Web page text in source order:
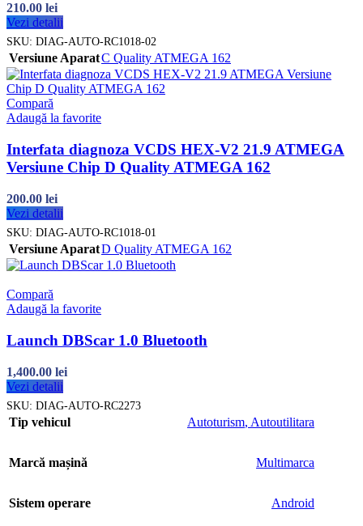
210.00 lei
Vezi detalii
SKU: DIAG-AUTO-RC1018-02
Versiune AparatC Quality ATMEGA 162
Compară
Adaugă la favorite
Interfata diagnoza VCDS HEX-V2 21.9 ATMEGA
Versiune Chip D Quality ATMEGA 162
200.00 lei
Vezi detalii
SKU: DIAG-AUTO-RC1018-01
Versiune AparatD Quality ATMEGA 162
Compară
Adaugă la favorite
Launch DBScar 1.0 Bluetooth
1,400.00 lei
Vezi detalii
SKU: DIAG-AUTO-RC2273
Tip vehicul Autoturism, Autoutilitara
Marcă mașină Multimarca
Sistem operare Android